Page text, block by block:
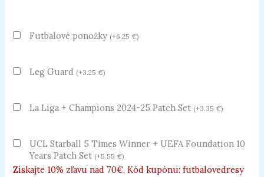
Futbalové ponožky (+6.25 €)
Leg Guard (+3.25 €)
La Liga + Champions 2024-25 Patch Set (+3.35 €)
UCL Starball 5 Times Winner + UEFA Foundation 10
Years Patch Set (+5.55 €)
Získajte 10% zľavu nad 70€, Kód kupónu: futbalovedresy